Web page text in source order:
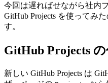
今回は遅ればせながら社内
GitHub Projects を使ってみ
す。
GitHub Projects
新しい GitHub Projects は